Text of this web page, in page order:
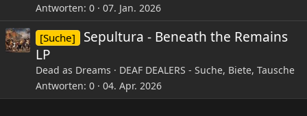
Antworten 0 07. Jan. 2026
[Suche]
Sepultura - Beneath the Remains
LP
Dead as Dreams
DEAF DEALERS - Suche, Biete, Tausche
Antworten 0 04. Apr. 2026